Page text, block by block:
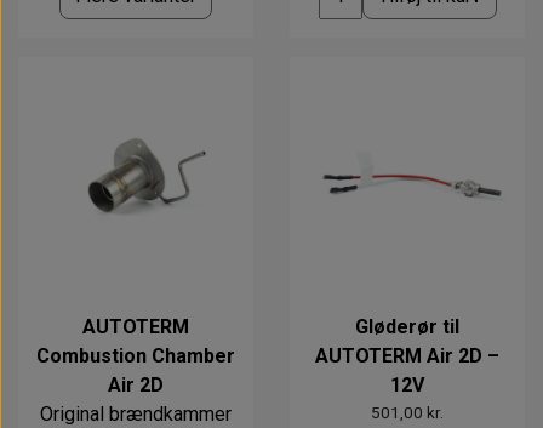
AUTOTERM
Combustion Chamber
Air 2D
Original brændkammer
Gløderør til
AUTOTERM Air 2D –
12V
501,00 kr.